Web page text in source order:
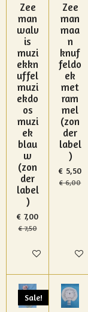
Zee
man
walv
is
muzi
ekkn
uffel
muzi
ekdo
os
muzi
ek
blau
w
(zon
der
label
)
€ 7,00
€ 7,50
In winkelwagen
Zee
man
maa
n
knuf
feldo
ek
met
ram
mel
(zon
der
label
)
€ 5,50
€ 6,00
In
Sale!